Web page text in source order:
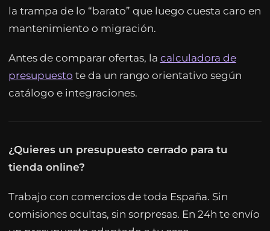
la trampa de lo “barato” que luego cuesta caro en
mantenimiento o migración.
Antes de comparar ofertas, la calculadora de
presupuesto te da un rango orientativo según
catálogo e integraciones.
¿Quieres un presupuesto cerrado para tu
tienda online?
Trabajo con comercios de toda España. Sin
comisiones ocultas, sin sorpresas. En 24h te envío